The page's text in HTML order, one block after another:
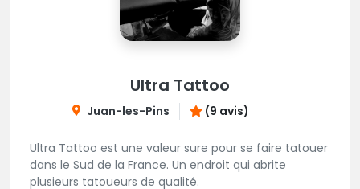
Ultra Tattoo
Juan-les-Pins (9 avis)
Ultra Tattoo est une valeur sure pour se faire tatouer
dans le Sud de la France. Un endroit qui abrite
plusieurs tatoueurs de qualité.